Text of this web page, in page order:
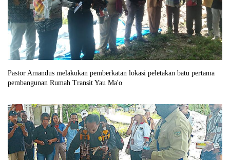
Pastor Amandus melakukan pemberkatan lokasi peletakan batu pertama
pembangunan Rumah Transit Yau Ma'o